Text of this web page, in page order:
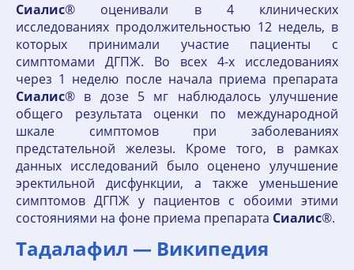
Сиалис® оценивали в 4 клинических
исследованиях продолжительностью 12 недель, в
которых принимали участие пациенты с
симптомами ДГПЖ. Во всех 4-х исследованиях
через 1 неделю после начала приема препарата
Сиалис® в дозе 5 мг наблюдалось улучшение
общего результата оценки по международной
шкале симптомов при заболеваниях
предстательной железы. Кроме того, в рамках
данных исследований было оценено улучшение
эректильной дисфункции, а также уменьшение
симптомов ДГПЖ у пациентов с обоими этими
состояниями на фоне приема препарата Сиалис®.
Тадалафил — Википедия